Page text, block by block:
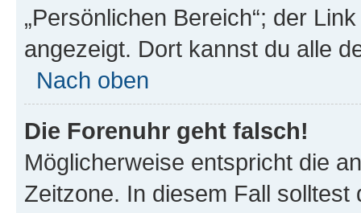
„Persönlichen Bereich“; der
angezeigt. Dort kannst du alle
Nach oben
Die Forenuhr geht falsch!
Möglicherweise entspricht die
Zeitzone. In diesem Fall solltest